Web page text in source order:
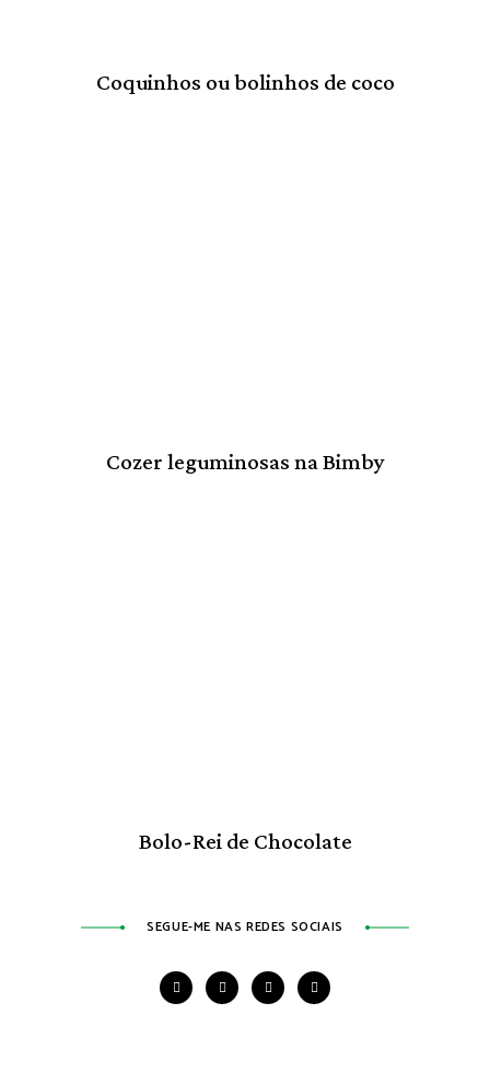
Coquinhos ou bolinhos de coco
Cozer leguminosas na Bimby
Bolo-Rei de Chocolate
SEGUE-ME NAS REDES SOCIAIS